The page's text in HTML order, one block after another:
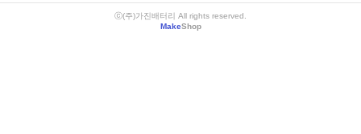
ⓒ(주)가진배터리 All rights reserved.
MakeShop